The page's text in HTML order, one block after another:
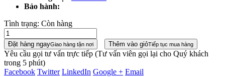
Bảo hành:
Tình trạng: Còn hàng
Đặt hàng ngayGiao hàng tận nơi Thêm vào giỏTiếp tục mua hàng
Yêu cầu gọi tư vấn trực tiếp (Tư vấn viên gọi lại cho Quý khách
trong 5 phút)
Facebook Twitter LinkedIn Google + Email